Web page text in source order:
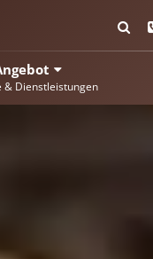
& Dienstleistungen